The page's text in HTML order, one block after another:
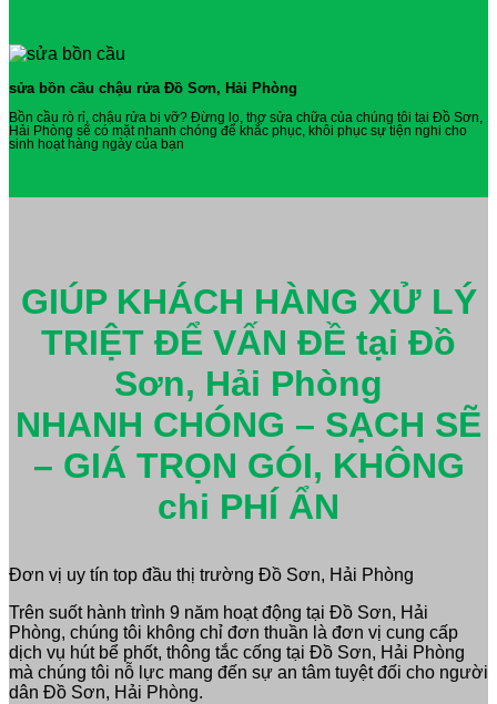
sửa bồn cầu chậu rửa Đồ Sơn, Hải Phòng
Bồn cầu rò rỉ, chậu rửa bị vỡ? Đừng lo, thợ sửa chữa của chúng tôi tại Đồ Sơn,
Hải Phòng sẽ có mặt nhanh chóng để khắc phục, khôi phục sự tiện nghi cho
sinh hoạt hàng ngày của bạn
GIÚP KHÁCH HÀNG XỬ LÝ
TRIỆT ĐỂ VẤN ĐỀ tại Đồ
Sơn, Hải Phòng
NHANH CHÓNG – SẠCH SẼ
– GIÁ TRỌN GÓI, KHÔNG
chi PHÍ ẨN
Đơn vị uy tín top đầu thị trường Đồ Sơn, Hải Phòng
Trên suốt hành trình 9 năm hoạt động tại Đồ Sơn, Hải
Phòng, chúng tôi không chỉ đơn thuần là đơn vị cung cấp
dịch vụ hút bể phốt, thông tắc cống tại Đồ Sơn, Hải Phòng
mà chúng tôi nỗ lực mang đến sự an tâm tuyệt đối cho người
dân Đồ Sơn, Hải Phòng.